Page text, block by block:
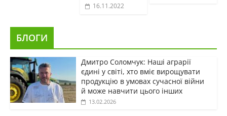
16.11.2022
БЛОГИ
Дмитро Соломчук: Наші аграрії
єдині у світі, хто вміє вирощувати
продукцію в умовах сучасної війни
й може навчити цього інших
13.02.2026